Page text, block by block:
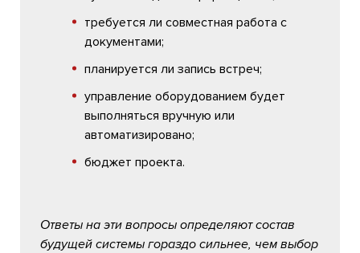
требуется ли совместная работа с
документами;
планируется ли запись встреч;
управление оборудованием будет
выполняться вручную или
автоматизировано;
бюджет проекта.
Ответы на эти вопросы определяют состав
будущей системы гораздо сильнее, чем выбор